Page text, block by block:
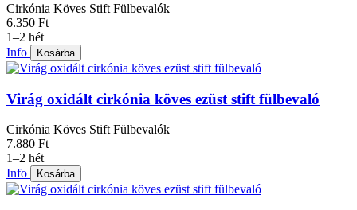
Cirkónia Köves Stift Fülbevalók
6.350 Ft
1–2 hét
Info
Kosárba
Virág oxidált cirkónia köves ezüst stift fülbevaló
Cirkónia Köves Stift Fülbevalók
7.880 Ft
1–2 hét
Info
Kosárba